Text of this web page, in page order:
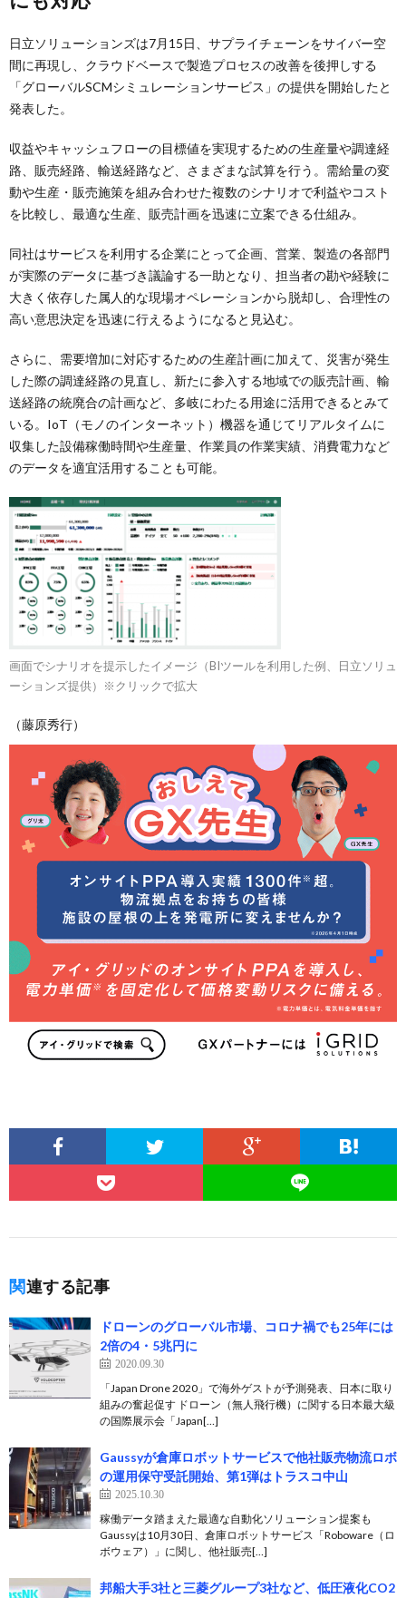
日立ソリューションズは7月15日、サプライチェーンをサイバー空
間に再現し、クラウドベースで製造プロセスの改善を後押しする
「グローバルSCMシミュレーションサービス」の提供を開始したと
発表した。
収益やキャッシュフローの目標値を実現するための生産量や調達経
路、販売経路、輸送経路など、さまざまな試算を行う。需給量の変
動や生産・販売施策を組み合わせた複数のシナリオで利益やコスト
を比較し、最適な生産、販売計画を迅速に立案できる仕組み。
同社はサービスを利用する企業にとって企画、営業、製造の各部門
が実際のデータに基づき議論する一助となり、担当者の勘や経験に
大きく依存した属人的な現場オペレーションから脱却し、合理性の
高い意思決定を迅速に行えるようになると見込む。
さらに、需要増加に対応するための生産計画に加えて、災害が発生
した際の調達経路の見直し、新たに参入する地域での販売計画、輸
送経路の統廃合の計画など、多岐にわたる用途に活用できるとみて
いる。IoT（モノのインターネット）機器を通じてリアルタイムに
収集した設備稼働時間や生産量、作業員の作業実績、消費電力など
のデータを適宜活用することも可能。
画面でシナリオを提示したイメージ（BIツールを利用した例、日立ソリュ
ーションズ提供）※クリックで拡大
（藤原秀行）
関連する記事
ドローンのグローバル市場、コロナ禍でも25年には
2倍の4・5兆円に
2020.09.30
「Japan Drone 2020」で海外ゲストが予測発表、日本に取り
組みの奮起促す ドローン（無人飛行機）に関する日本最大級
の国際展示会「Japan[…]
Gaussyが倉庫ロボットサービスで他社販売物流ロボ
の運用保守受託開始、第1弾はトラスコ中山
2025.10.30
稼働データ踏まえた最適な自動化ソリューション提案も
Gaussyは10月30日、倉庫ロボットサービス「Roboware（ロ
ボウェア）」に関し、他社販売[…]
邦船大手3社と三菱グループ3社など、低圧液化CO2